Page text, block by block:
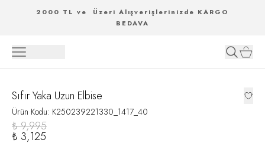
2000 TL ve Üzeri Alışverişlerinizde KARGO
BEDAVA
Sıfır Yaka Uzun Elbise
Ürün Kodu: K250239221330_1417_40
₺ 9,995
₺ 3,125